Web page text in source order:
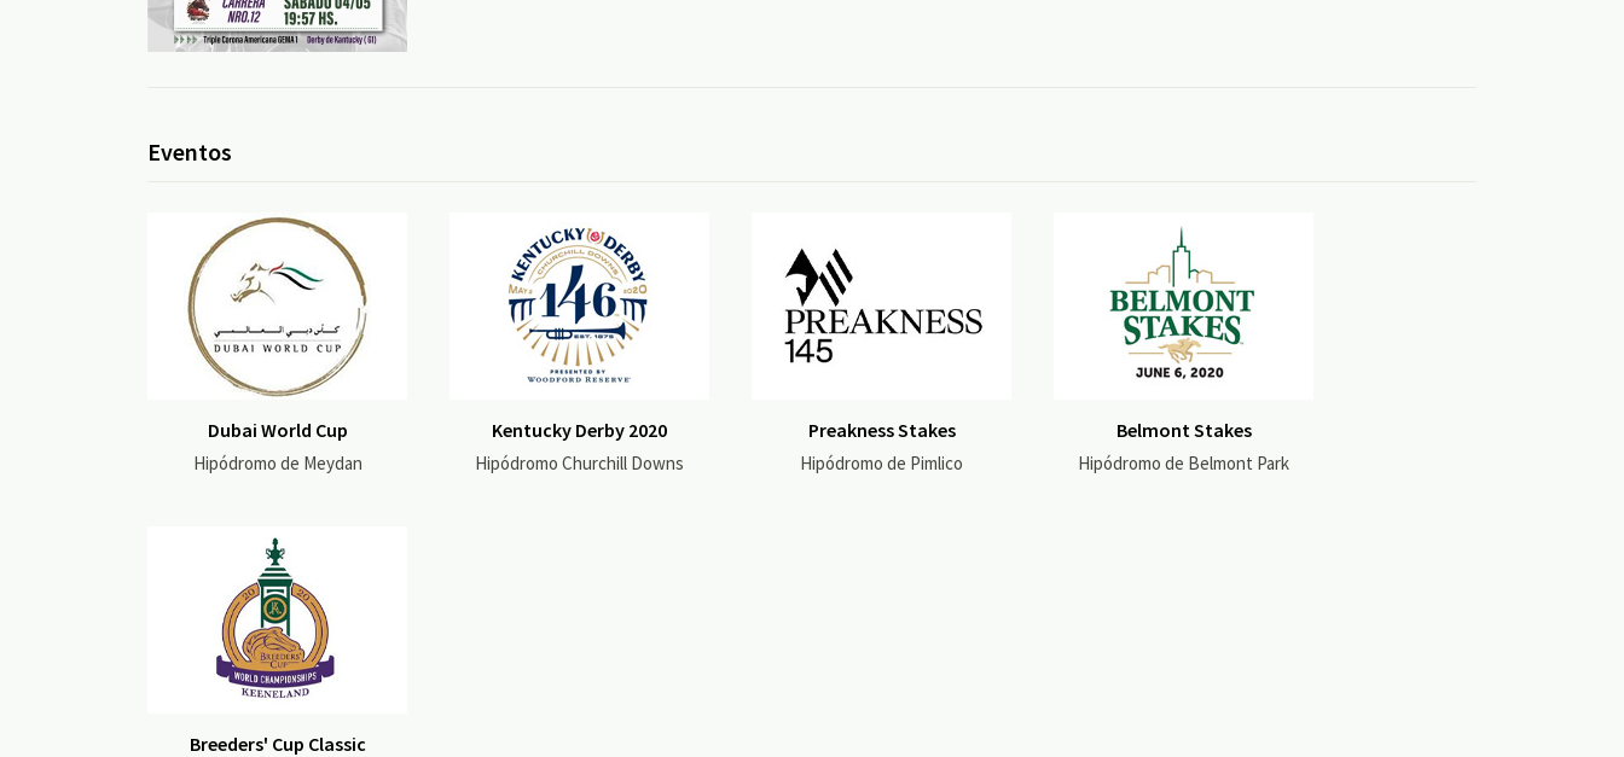
Eventos
Dubai World Cup
Hipódromo de Meydan
Kentucky Derby 2020
Hipódromo Churchill Downs
Preakness Stakes
Hipódromo de Pimlico
Belmont Stakes
Hipódromo de Belmont Park
Breeders' Cup Classic